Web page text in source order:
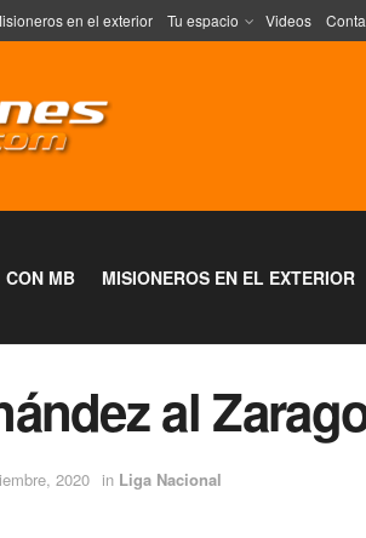
en el exterior Tu espacio Videos
CON MB MISIONEROS EN EL EXTERIOR
al
2020 in Liga Nacional